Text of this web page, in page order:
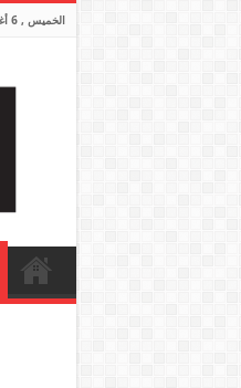
الخميس , 6 أغسطس , 2026